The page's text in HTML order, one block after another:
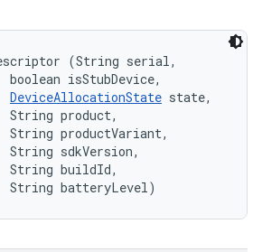
(String serial,
boolean isStubDevice,
DeviceAllocationState state,
String product,
String productVariant,
String sdkVersion,
String buildId,
String batteryLevel)